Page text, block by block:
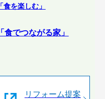
「食を楽しむ」
「食でつながる家」
リフォーム提案